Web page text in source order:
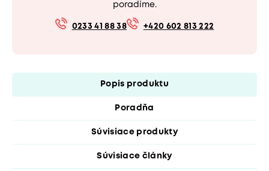
poradíme.
0233 41 88 38 +420 602 813 222
Popis produktu
Poradňa
Súvisiace produkty
Súvisiace články